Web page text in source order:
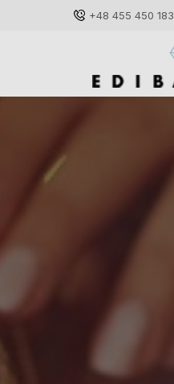
+48 455 450 183